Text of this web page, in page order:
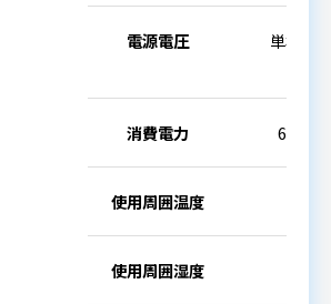
電源電圧 単相50
消費電力 6A
使用周囲温度
使用周囲湿度